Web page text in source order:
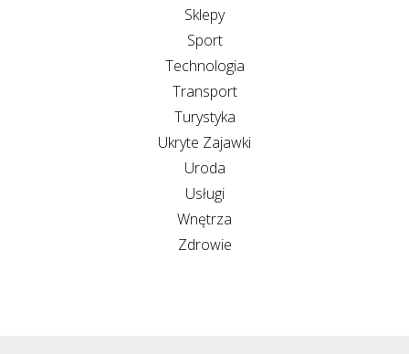
Sklepy
Sport
Technologia
Transport
Turystyka
Ukryte Zajawki
Uroda
Usługi
Wnętrza
Zdrowie